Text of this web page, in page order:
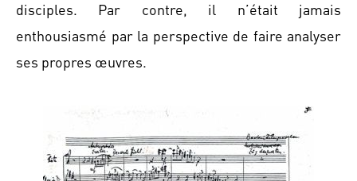
disciples. Par contre, il n’était jamais
enthousiasmé par la perspective de faire analyser
ses propres œuvres.